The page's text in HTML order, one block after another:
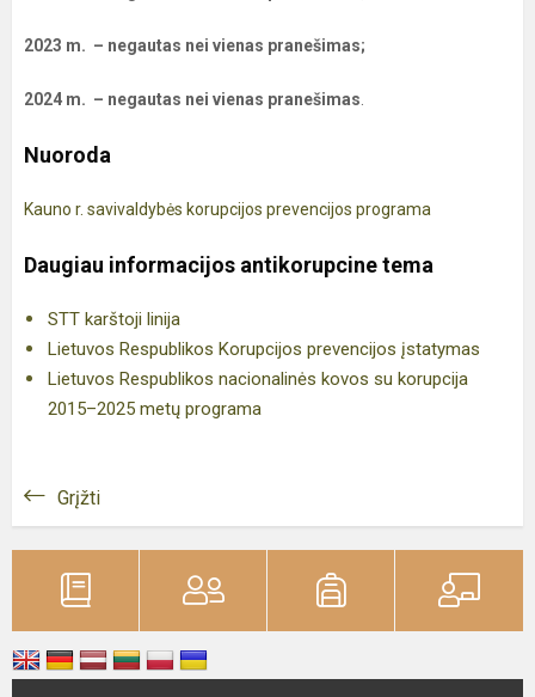
2023 m. – negautas nei vienas pranešimas;
2024 m. – negautas nei vienas pranešimas
Nuoroda
Kauno r. savivaldybės korupcijos prevencijos programa
Daugiau informacijos antikorupcine tema
STT karštoji linija
Lietuvos Respublikos Korupcijos prevencijos įstatymas
Lietuvos Respublikos nacionalinės kovos su korupcija
2015–2025 metų programa
Grįžti